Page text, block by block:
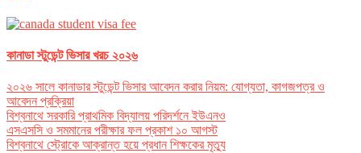
কানাডা স্টুডেন্ট ভিসার খরচ ২০২৬
২০২৬ সালে কানাডার স্টুডেন্ট ভিসার আবেদন করার নিয়ম: যোগ্যতা, কাগজপত্র ও
আবেদন প্রক্রিয়া
বিশ্বনাথে সরকারি প্রাথমিক বিদ্যালয় পরিদর্শনে ইউএনও
এসএসসি ও সমমানের পরীক্ষার ফল প্রকাশ ১০ আগস্ট
বিশ্বনাথে স্ট্রোকে আক্রান্ত হয়ে প্রধান শিক্ষকের মৃত্যু